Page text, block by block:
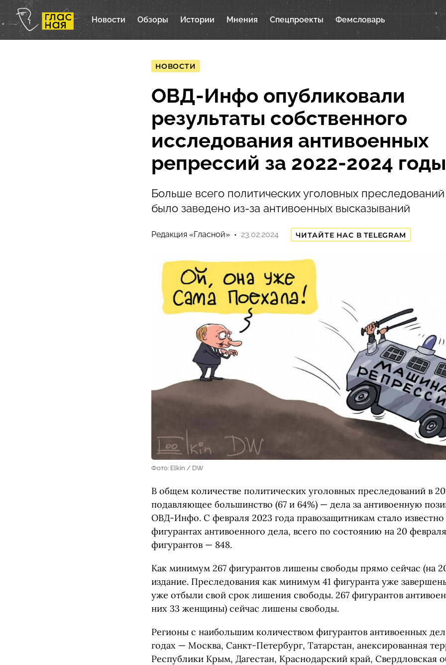
Новости Обзоры Истории Мнения Спецпроекты Фемсловарь
НОВОСТИ
ОВД-Инфо опубликовали
результаты собственного
исследования антивоенных
репрессий за 2022-2024 годы
Больше всего политических уголовных преследований
было заведено из-за антивоенных высказываний
Редакция «Гласной» 23.02.2024 ЧИТАЙТЕ НАС В TELEGRAM
Фото: Elkin / DW
В общем количестве политических уголовных преследований в
подавляющее большинство (67 и 64%) — дела за антивоенную
ОВД-Инфо. C февраля 2023 года правозащитникам стало известно
фигурантах антивоенного дела, всего по состоянию на 20
фигурантов — 848.
Как минимум 267 фигурантов лишены свободы прямо сейчас (на
издание. Преследования как минимум 41 фигуранта уже
уже отбыли свой срок лишения свободы. 267 фигурантов
них 33 женщины) сейчас лишены свободы.
Регионы с наибольшим количеством фигурантов антивоенных
годах — Москва, Санкт-Петербург, Татарстан, анексированная
Республики Крым, Дагестан, Краснодарский край, Свердловская